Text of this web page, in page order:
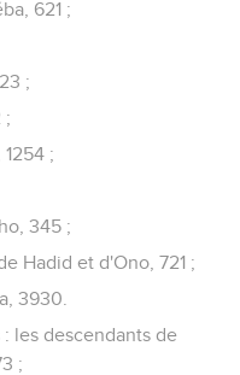
621 ;
;
;
;
345 ;
Hadid et d'Ono, 721 ;
3930.
les descendants de
;